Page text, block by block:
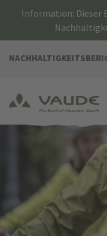
Information: Dieser